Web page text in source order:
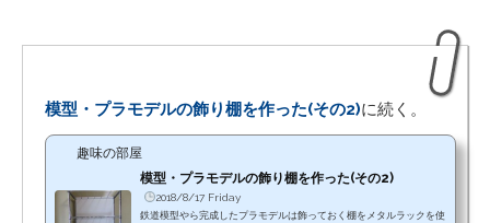
模型・プラモデルの飾り棚を作った(その2)に続く。
趣味の部屋
模型・プラモデルの飾り棚を作った(その2)
2018/8/17 Friday
鉄道模型やら完成したプラモデルは飾っておく棚をメタルラックを使